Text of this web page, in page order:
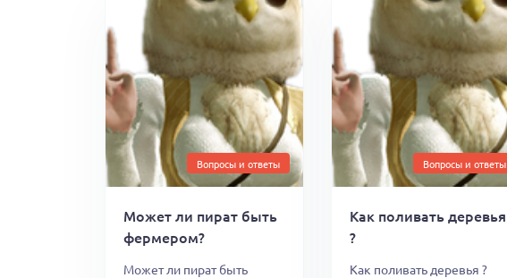
Вопросы и ответы
Может ли пират быть
фермером?
Может ли пират быть
Вопросы и ответы
Как поливать деревья
?
Как поливать деревья ?